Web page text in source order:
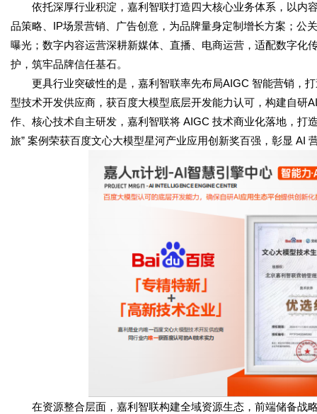
依托深厚行业积淀，嘉利智联打造四大核心业务体系，以内
品策略、IP场景营销、广告创意，为品牌量身定制增长方案；公
曝光；数字内容运营深耕新媒体、直播、电商运营，适配数字化
护，筑牢品牌信任基石。
更具行业突破性的是，嘉利智联率先布局AIGC 智能营销，打
型技术开发供应商，获百度大模型底层开发能力认可，构建自研
作、核心技术自主研发，嘉利智联将 AIGC 技术商业化落地，打
旅” 案例荣获百度文心大模型星河产业应用创新奖百强，彰显 AI
在资源整合层面，嘉利智联构建全域资源生态，前端储备战